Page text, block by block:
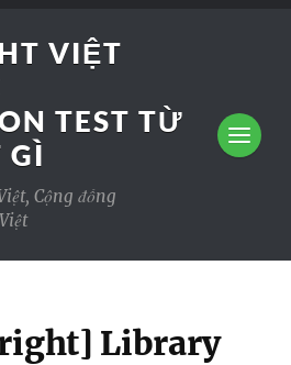
VIỆT
TEST TỪ
GÌ
Cộng đồng
Library